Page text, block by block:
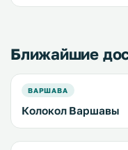
польской столицы,
Ближайшие
ВАРШАВА
Колокол Варшавы